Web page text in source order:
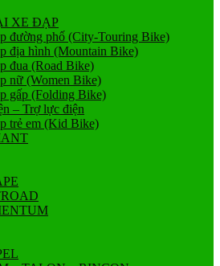
XE ĐẠP
đường phố (City-Touring Bike)
địa hình (Mountain Bike)
đua (Road Bike)
nữ (Women Bike)
gấp (Folding Bike)
– Trợ lực điện
trẻ em (Kid Bike)